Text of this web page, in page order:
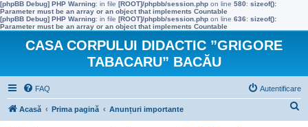
[phpBB Debug] PHP Warning: in file [ROOT]/phpbb/session.php on line 580: sizeof():
Parameter must be an array or an object that implements Countable
[phpBB Debug] PHP Warning: in file [ROOT]/phpbb/session.php on line 636: sizeof():
Parameter must be an array or an object that implements Countable
CASA CORPULUI DIDACTIC ”GRIGORE
TABACARU” BACĂU
FAQ Autentificare
Acasă Prima pagină Anunțuri importante